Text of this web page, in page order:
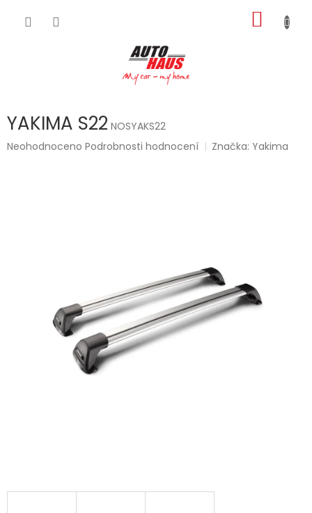
KOŠÍK
YAKIMA S22 NOSYAKS22
Průměrné
Neohodnoceno Podrobnosti hodnocení Značka:Yakima